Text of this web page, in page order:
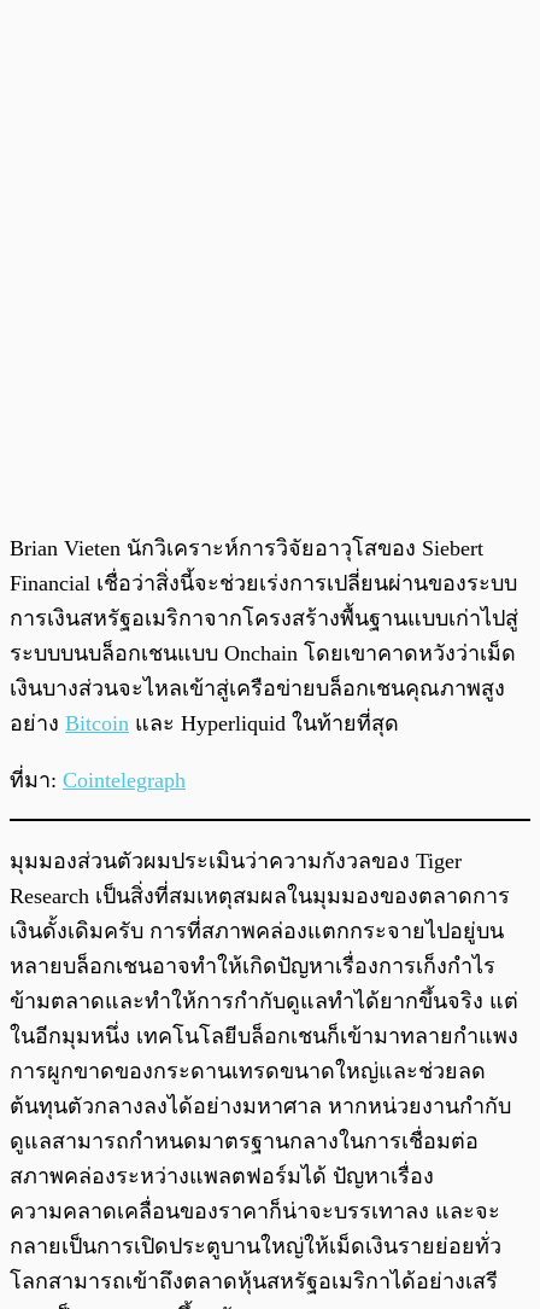
Brian Vieten นักวิเคราะห์การวิจัยอาวุโสของ Siebert
Financial เชื่อว่าสิ่งนี้จะช่วยเร่งการเปลี่ยนผ่านของระบบ
การเงินสหรัฐอเมริกาจากโครงสร้างพื้นฐานแบบเก่าไปสู่
ระบบบนบล็อกเชนแบบ Onchain โดยเขาคาดหวังว่าเม็ด
เงินบางส่วนจะไหลเข้าสู่เครือข่ายบล็อกเชนคุณภาพสูง
อย่าง Bitcoin และ Hyperliquid ในท้ายที่สุด
ที่มา: Cointelegraph
มุมมองส่วนตัวผมประเมินว่าความกังวลของ Tiger
Research เป็นสิ่งที่สมเหตุสมผลในมุมมองของตลาดการ
เงินดั้งเดิมครับ การที่สภาพคล่องแตกกระจายไปอยู่บน
หลายบล็อกเชนอาจทำให้เกิดปัญหาเรื่องการเก็งกำไร
ข้ามตลาดและทำให้การกำกับดูแลทำได้ยากขึ้นจริง แต่
ในอีกมุมหนึ่ง เทคโนโลยีบล็อกเชนก็เข้ามาทลายกำแพง
การผูกขาดของกระดานเทรดขนาดใหญ่และช่วยลด
ต้นทุนตัวกลางลงได้อย่างมหาศาล หากหน่วยงานกำกับ
ดูแลสามารถกำหนดมาตรฐานกลางในการเชื่อมต่อ
สภาพคล่องระหว่างแพลตฟอร์มได้ ปัญหาเรื่อง
ความคลาดเคลื่อนของราคาก็น่าจะบรรเทาลง และจะ
กลายเป็นการเปิดประตูบานใหญ่ให้เม็ดเงินรายย่อยทั่ว
โลกสามารถเข้าถึงตลาดหุ้นสหรัฐอเมริกาได้อย่างเสรี